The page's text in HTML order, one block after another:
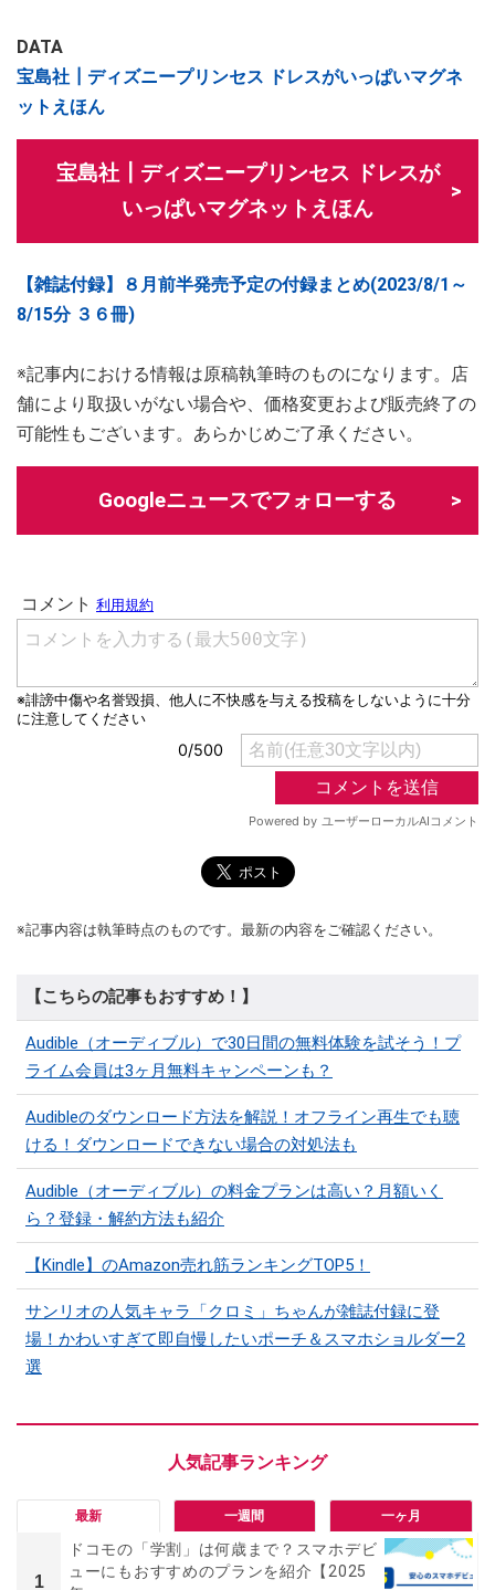
DATA
宝島社┃ディズニープリンセス ドレスがいっぱいマグネ
ットえほん
宝島社┃ディズニープリンセス ドレスが
いっぱいマグネットえほん
【雑誌付録】８月前半発売予定の付録まとめ(2023/8/1～
8/15分 ３６冊)
※記事内における情報は原稿執筆時のものになります。店
舗により取扱いがない場合や、価格変更および販売終了の
可能性もございます。あらかじめご了承ください。
Googleニュースでフォローする
※記事内容は執筆時点のものです。最新の内容をご確認ください。
【こちらの記事もおすすめ！】
Audible（オーディブル）で30日間の無料体験を試そう！プ
ライム会員は3ヶ月無料キャンペーンも？
Audibleのダウンロード方法を解説！オフライン再生でも聴
ける！ダウンロードできない場合の対処法も
Audible（オーディブル）の料金プランは高い？月額いく
ら？登録・解約方法も紹介
【Kindle】のAmazon売れ筋ランキングTOP5！
サンリオの人気キャラ「クロミ」ちゃんが雑誌付録に登
場！かわいすぎて即自慢したいポーチ＆スマホショルダー2
選
最新 一週間 一ヶ月
1
ドコモの「学割」は何歳まで？スマホデビ
ューにもおすすめのプランを紹介【2025